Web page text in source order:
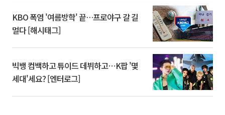
KBO 폭염 '여름방학' 끝…프로야구 갈 길
멀다 [해시태그]
빅뱅 컴백하고 튜이드 데뷔하고⋯K팝 '몇
세대'세요? [엔터로그]